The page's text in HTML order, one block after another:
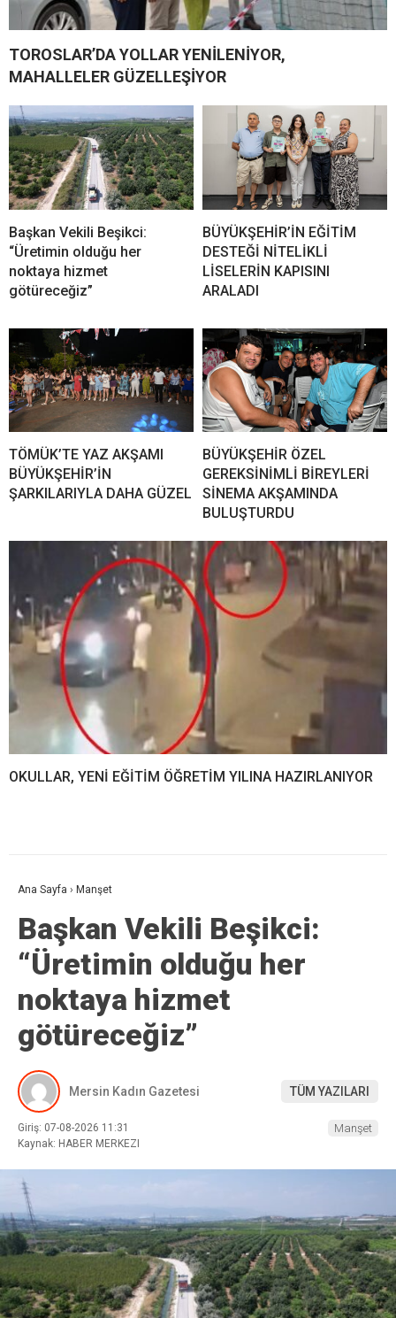
TOROSLAR’DA YOLLAR YENİLENİYOR,
MAHALLELER GÜZELLEŞİYOR
Başkan Vekili Beşikci:
“Üretimin olduğu her
noktaya hizmet
götüreceğiz”
BÜYÜKŞEHİR’İN EĞİTİM
DESTEĞİ NİTELİKLİ
LİSELERİN KAPISINI
ARALADI
TÖMÜK’TE YAZ AKŞAMI
BÜYÜKŞEHİR’İN
ŞARKILARIYLA DAHA GÜZEL
BÜYÜKŞEHİR ÖZEL
GEREKSİNİMLİ BİREYLERİ
SİNEMA AKŞAMINDA
BULUŞTURDU
OKULLAR, YENİ EĞİTİM ÖĞRETİM YILINA HAZIRLANIYOR
Ana Sayfa › Manşet
Başkan Vekili Beşikci:
“Üretimin olduğu her
noktaya hizmet
götüreceğiz”
Mersin Kadın Gazetesi TÜM YAZILARI
Giriş: 07-08-2026 11:31
Kaynak: HABER MERKEZI
Manşet